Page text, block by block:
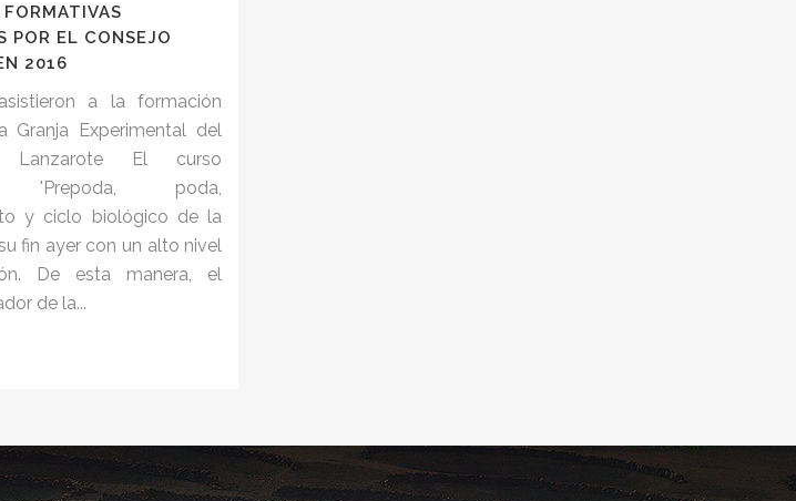
POR EL CONSEJO
2016
a la formación
Granja Experimental del
Lanzarote El curso
'Prepoda, poda,
y ciclo biológico de la
fin ayer con un alto nivel
De esta manera, el
de la...